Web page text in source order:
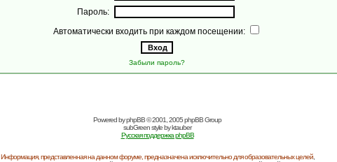
Пароль:
Автоматически входить при каждом посещении:
Забыли пароль?
Powered byphpBB© 2001, 2005 phpBB Group
subGreen style byktauber
Русская поддержка phpBB
Информация, представленная на данном форуме, предназначена исключительно для образовательных целей,